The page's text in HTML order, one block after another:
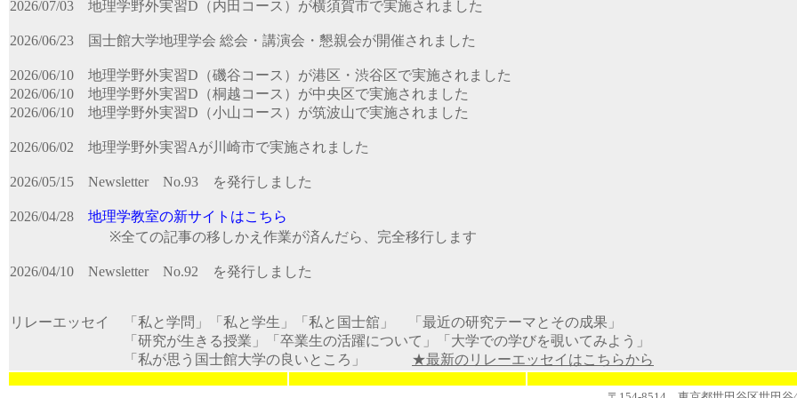
2026/07/03 地理学野外実習D（内田コース）が横須賀市で実施されました
2026/06/23 国士館大学地理学会 総会・講演会・懇親会が開催されました
2026/06/10 地理学野外実習D（磯谷コース）が港区・渋谷区で実施されました
2026/06/10 地理学野外実習D（桐越コース）が中央区で実施されました
2026/06/10 地理学野外実習D（小山コース）が筑波山で実施されました
2026/06/02 地理学野外実習Aが川崎市で実施されました
2026/05/15 Newsletter No.93 を発行しました
2026/04/28 地理学教室の新サイトはこちら
※全ての記事の移しかえ作業が済んだら、完全移行します
2026/04/10 Newsletter No.92 を発行しました
リレーエッセイ 「 私と学問 」「 私と学生 」「 私と国士舘 」
「最近の研究テーマとその成果」
「 研究が生きる授業 」「卒業生の活躍について」「大学での学びを覗いてみよう」
「私が思う国士館大学の良いところ」 ★最新のリレーエッセイはこちらから